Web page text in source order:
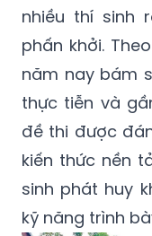
nhiều thí sinh
phấn khởi.
năm nay bám
thực tiễn và
đề thi được
kiến thức nền
sinh phát huy
kỹ năng trình